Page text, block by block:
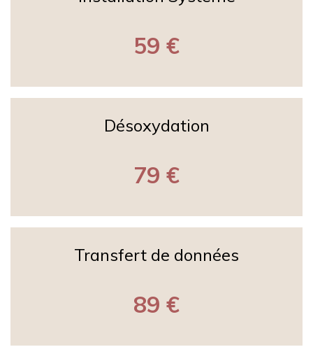
59 €
Désoxydation
79 €
Transfert de données
89 €